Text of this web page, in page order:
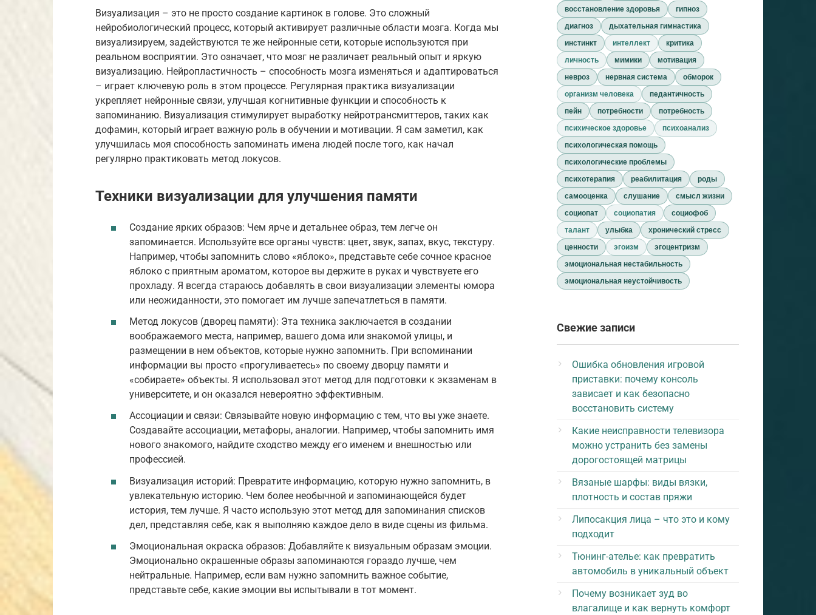
Визуализация – это не просто создание картинок в голове. Это сложный
нейробиологический процесс, который активирует различные области мозга. Когда мы
визуализируем, задействуются те же нейронные сети, которые используются при
реальном восприятии. Это означает, что мозг не различает реальный опыт и яркую
визуализацию. Нейропластичность – способность мозга изменяться и адаптироваться
– играет ключевую роль в этом процессе. Регулярная практика визуализации
укрепляет нейронные связи, улучшая когнитивные функции и способность к
запоминанию. Визуализация стимулирует выработку нейротрансмиттеров, таких как
дофамин, который играет важную роль в обучении и мотивации. Я сам заметил, как
улучшилась моя способность запоминать имена людей после того, как начал
регулярно практиковать метод локусов.
Техники визуализации для улучшения памяти
Создание ярких образов: Чем ярче и детальнее образ, тем легче он
запоминается. Используйте все органы чувств: цвет, звук, запах, вкус, текстуру.
Например, чтобы запомнить слово «яблоко», представьте себе сочное красное
яблоко с приятным ароматом, которое вы держите в руках и чувствуете его
прохладу. Я всегда стараюсь добавлять в свои визуализации элементы юмора
или неожиданности, это помогает им лучше запечатлеться в памяти.
Метод локусов (дворец памяти): Эта техника заключается в создании
воображаемого места, например, вашего дома или знакомой улицы, и
размещении в нем объектов, которые нужно запомнить. При вспоминании
информации вы просто «прогуливаетесь» по своему дворцу памяти и
«собираете» объекты. Я использовал этот метод для подготовки к экзаменам в
университете, и он оказался невероятно эффективным.
Ассоциации и связи: Связывайте новую информацию с тем, что вы уже знаете.
Создавайте ассоциации, метафоры, аналогии. Например, чтобы запомнить имя
нового знакомого, найдите сходство между его именем и внешностью или
профессией.
Визуализация историй: Превратите информацию, которую нужно запомнить, в
увлекательную историю. Чем более необычной и запоминающейся будет
история, тем лучше. Я часто использую этот метод для запоминания списков
дел, представляя себе, как я выполняю каждое дело в виде сцены из фильма.
Эмоциональная окраска образов: Добавляйте к визуальным образам эмоции.
Эмоционально окрашенные образы запоминаются гораздо лучше, чем
нейтральные. Например, если вам нужно запомнить важное событие,
представьте себе, какие эмоции вы испытывали в тот момент.
восстановление здоровья
гипноз
диагноз
дыхательная гимнастика
инстинкт
интеллект
критика
личность
мимики
мотивация
невроз
нервная система
обморок
организм человека
педантичность
пейн
потребности
потребность
психическое здоровье
психоанализ
психологическая помощь
психологические проблемы
психотерапия
реабилитация
роды
самооценка
слушание
смысл жизни
социопат
социопатия
социофоб
талант
улыбка
хронический стресс
ценности
эгоизм
эгоцентризм
эмоциональная нестабильность
эмоциональная неустойчивость
Свежие записи
Ошибка обновления игровой
приставки: почему консоль
зависает и как безопасно
восстановить систему
Какие неисправности телевизора
можно устранить без замены
дорогостоящей матрицы
Вязаные шарфы: виды вязки,
плотность и состав пряжи
Липосакция лица – что это и кому
подходит
Тюнинг-ателье: как превратить
автомобиль в уникальный объект
Почему возникает зуд во
влагалище и как вернуть комфорт